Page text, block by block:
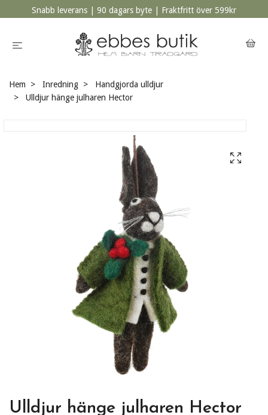
Snabb leverans | 90 dagars byte | Fraktfritt över 599kr
Hem Inredning
Handgjorda ulldjur
Ulldjur hänge julharen Hector
Ulldjur hänge julharen Hector